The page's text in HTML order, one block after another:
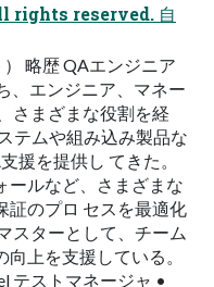
rights reserved. 自
略歴 QAエンジニア
、エンジニア、マネー
さまざまな役割を経
テムや組み込み製品な
援を提供し てきた。
ールなど、さまざまな
証のプロ セスを最適化
スターとして、チーム
上を支援している。
テストマネージャ •